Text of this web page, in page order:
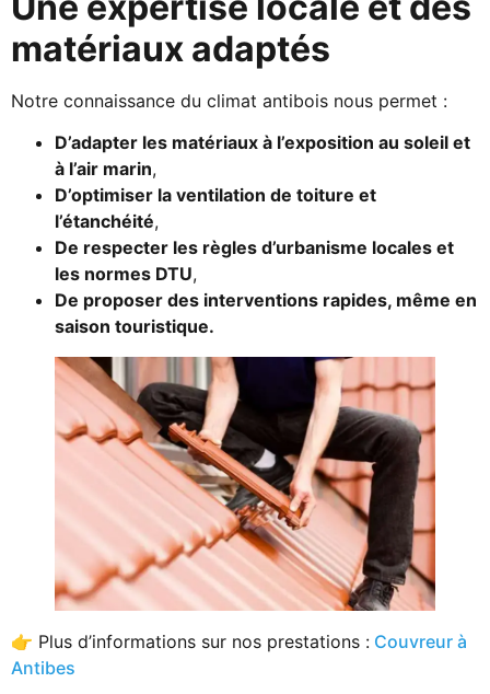
matériaux adaptés
Notre connaissance du climat antibois nous permet :
D’adapter les matériaux à l’exposition au soleil et
à l’air marin,
D’optimiser la ventilation de toiture et
l’étanchéité,
De respecter les règles d’urbanisme locales et
les normes DTU,
De proposer des interventions rapides, même en
saison touristique.
👉 Plus d’informations sur nos prestations : Couvreur à
Antibes